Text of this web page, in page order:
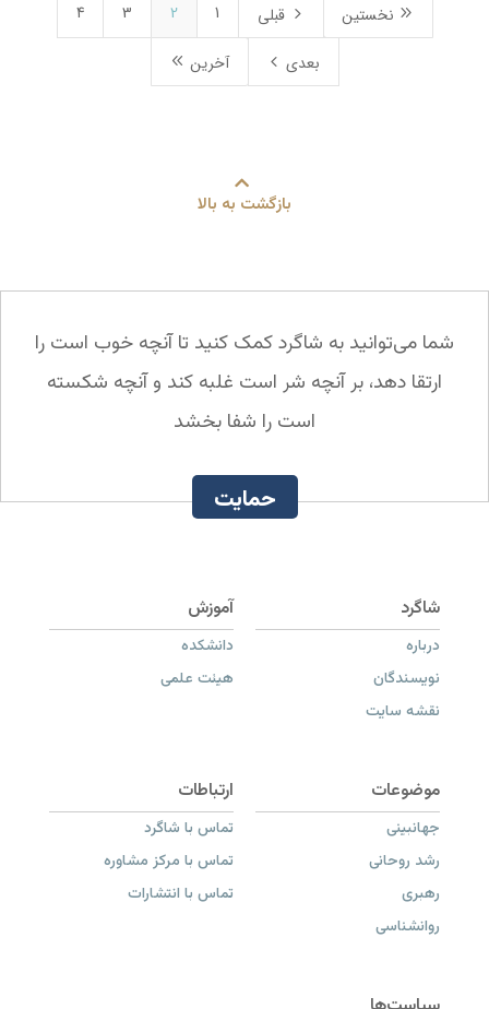
9 نخستین 5 قبلی 1
2
3
4
بعدی 4 آخرین 8
بازگشت به بالا
شما می‌توانید به شاگرد کمک کنید تا آنچه خوب است را
ارتقا دهد، بر آنچه شر است غلبه کند و آنچه شکسته
است را شفا بخشد
حمایت
درباره
نویسندگان
نقشه سایت
دانشکده
هیئت علمی
جهانبینی
رشد روحانی
رهبری
روانشناسی
تماس با شاگرد
تماس با مرکز مشاوره
تماس با انتشارات